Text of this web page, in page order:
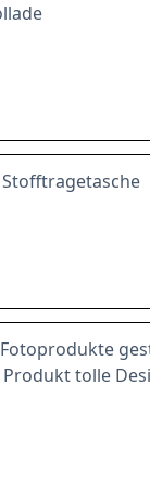
Produkt tolle